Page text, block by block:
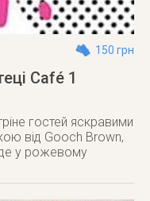
150 грн
Café 1
гостей яскравими
від Gooch Brown,
у рожевому